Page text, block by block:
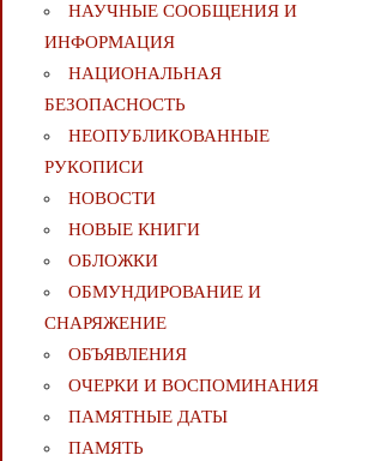
НАУЧНЫЕ СООБЩЕНИЯ И
ИНФОРМАЦИЯ
НАЦИОНАЛЬНАЯ
БЕЗОПАСНОСТЬ
НЕОПУБЛИКОВАННЫЕ
РУКОПИСИ
НОВОСТИ
НОВЫЕ КНИГИ
ОБЛОЖКИ
ОБМУНДИРОВАНИЕ И
СНАРЯЖЕНИЕ
ОБЪЯВЛЕНИЯ
ОЧЕРКИ И ВОСПОМИНАНИЯ
ПАМЯТНЫЕ ДАТЫ
ПАМЯТЬ